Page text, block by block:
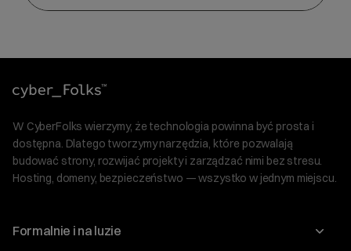
W CyberFolks wierzymy, że technologia powinna być prosta i
dostępna. Dlatego tworzymy narzędzia, które pozwalają
budować strony, rozwijać projekty i zarządzać nimi bez stresu.
Hosting, domeny, bezpieczeństwo — wszystko w jednym miejscu.
Formalnie i na luzie